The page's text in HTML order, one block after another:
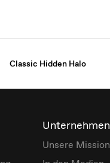
Classic Hidden Halo
Unternehmen
Unsere Mission